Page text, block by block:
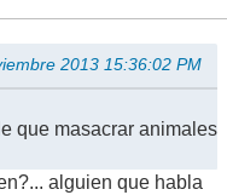
2013 15:36:02 PM
que masacrar animales
alguien que habla